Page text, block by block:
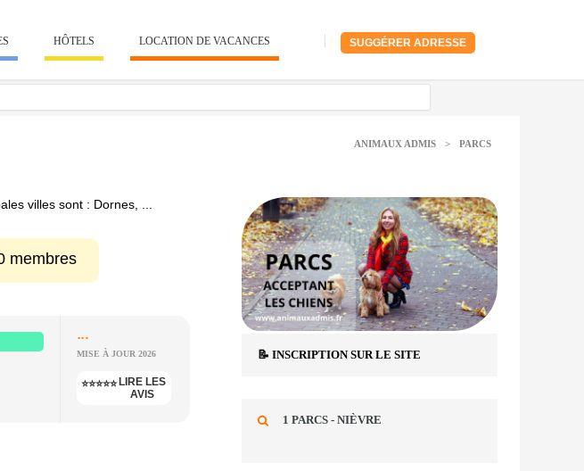
SUGGÉRER ADRESSE
HÔTELS LOCATION DE VACANCES
ANIMAUX ADMIS > PARCS
villes sont : Dornes, ...
membres
...
MISE À JOUR 2026
⭐⭐⭐⭐⭐ LIRE LES
AVIS
📝 INSCRIPTION SUR LE SITE
1 PARCS - NIÈVRE